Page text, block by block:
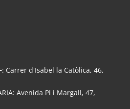
Carrer d'Isabel la Catòlica, 46,
Avenida Pi i Margall, 47,